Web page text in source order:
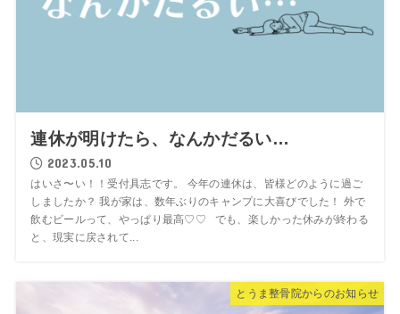
連休が明けたら、なんかだるい…
2023.05.10
はいさ〜い！！受付具志です。 今年の連休は、皆様どのように過ご
しましたか？ 我が家は、数年ぶりのキャンプに大喜びでした！ 外で
飲むビールって、やっぱり最高♡♡ でも、楽しかった休みが終わる
と、現実に戻されて...
とうま整骨院からのお知らせ